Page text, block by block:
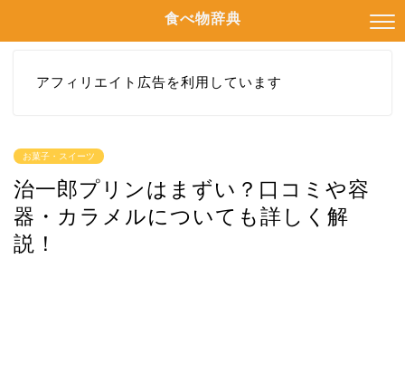
食べ物辞典
アフィリエイト広告を利用しています
お菓子・スイーツ
治一郎プリンはまずい？口コミや容
器・カラメルについても詳しく解
説！